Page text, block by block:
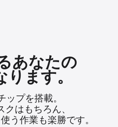
あなたの
ります。
ップを搭載。
クはもちろん、
使う作業も楽勝です。